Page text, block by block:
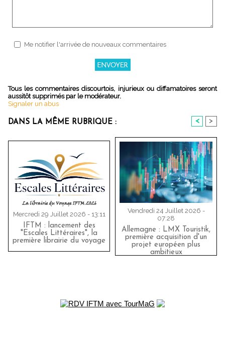
Me notifier l'arrivée de nouveaux commentaires
Tous les commentaires discourtois, injurieux ou diffamatoires seront
aussitôt supprimés par le modérateur.
Signaler un abus
DANS LA MÊME RUBRIQUE : < >
Mercredi 29 Juillet 2026 - 13:11
IFTM : lancement des
"Escales Littéraires", la
première librairie du voyage
Vendredi 24 Juillet 2026 -
07:28
Allemagne : LMX Touristik,
première acquisition d'un
projet européen plus
ambitieux